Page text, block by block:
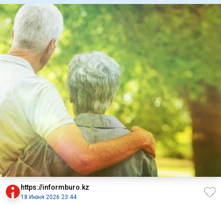
https://informburo.kz
18 Июня 2026 23:44